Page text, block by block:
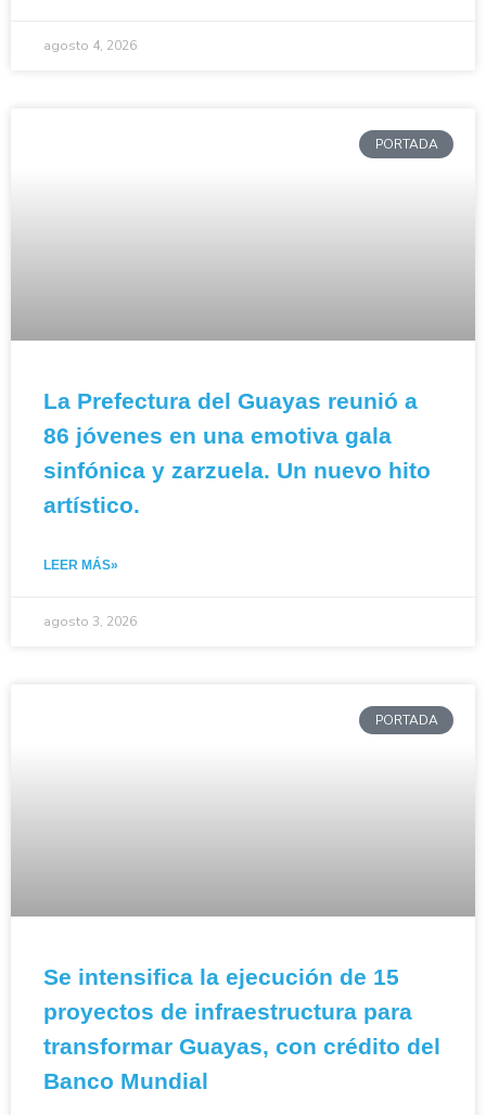
agosto 4, 2026
PORTADA
La Prefectura del Guayas reunió a
86 jóvenes en una emotiva gala
sinfónica y zarzuela. Un nuevo hito
artístico.
LEER MÁS»
agosto 3, 2026
PORTADA
Se intensifica la ejecución de 15
proyectos de infraestructura para
transformar Guayas, con crédito del
Banco Mundial